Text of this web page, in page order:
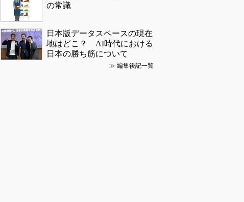
の常識
日本版データスペースの現在
地はどこ？ AI時代における
日本の勝ち筋について
≫ 編集後記一覧